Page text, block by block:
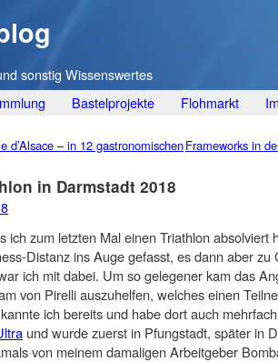
sonstig Wissenswertes
Bastelprojekte Flohmarkt
d’Alsace – in 12 gastronomischenFrameworks in
in Darmstadt 2018
ich zum letzten Mal einen Triathlon
Distanz ins Auge gefasst, es dann aber
ich mit dabei. Um so gelegener kam das
von Pirelli auszuhelfen, welches einen
ich bereits und habe dort auch
und wurde zuerst in Pfungstadt, später in
von meinem damaligen Arbeitgeber